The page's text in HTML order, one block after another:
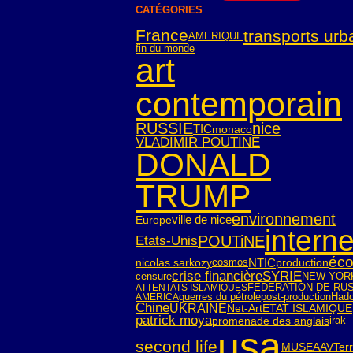
CATÉGORIES
FranceAMERIQUEtransports
fin du monde
art
contemporain
RUSSIETICmonaconice
VLADIMIR POUTINE
DONALD
TRUMP
Europeville de niceenvironnement
Etats-UnisPOUTiNE
nicolas sarkozycosmosNTICproduction
censurecrise financièreSYRIENEW
ATTENTATS ISLAMIQUESFEDERATION DE
AMERICAguerres du pétrolepost-production
ChineUKRAINENet-ArtETAT ISLAMIQUE
patrick moyapromenade des anglaisirak
second life MUSEAAV